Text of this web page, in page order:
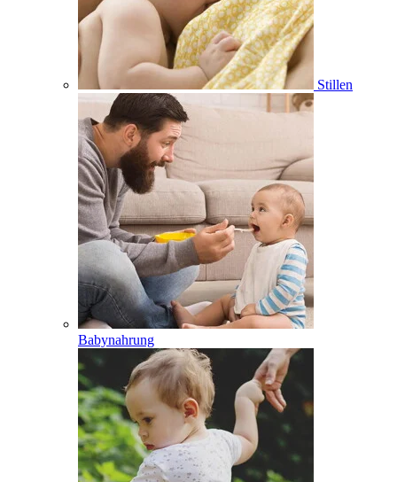
Stillen
Babynahrung